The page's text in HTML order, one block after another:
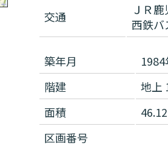
交通
ＪＲ
西鉄
築年月
階建
地上
面積
区画番号